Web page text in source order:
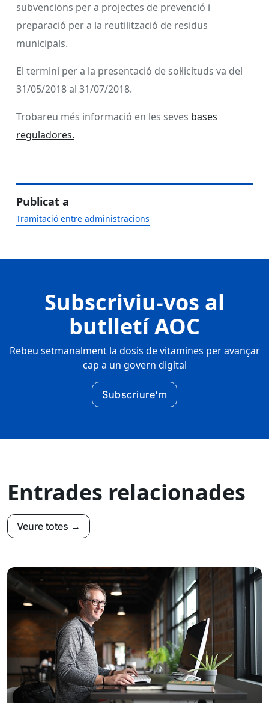
subvencions per a projectes de prevenció i
preparació per a la reutilització de residus
municipals.
El termini per a la presentació de sol·licituds va del
31/05/2018 al 31/07/2018.
Trobareu més informació en les seves bases
reguladores.
Publicat a
Tramitació entre administracions
Subscriviu-vos al
butlletí AOC
Rebeu setmanalment la dosis de vitamines per avançar
cap a un govern digital
Subscriure'm
Entrades relacionades
Veure totes →